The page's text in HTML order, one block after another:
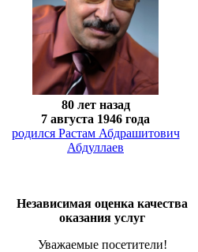
80 лет назад
7 августа 1946 года
родился Растам Абдрашитович
Абдуллаев
Независимая оценка качества
оказания услуг
Уважаемые посетители!